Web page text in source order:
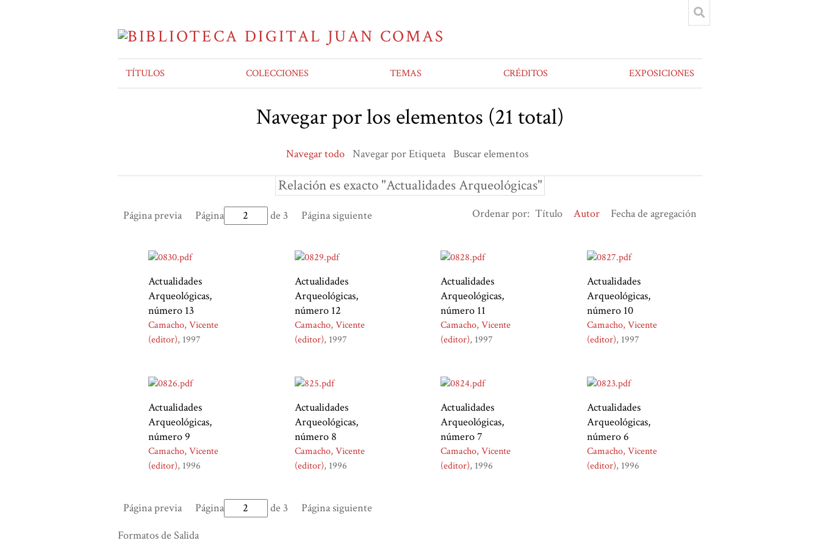
TÍTULOS COLECCIONES TEMAS CRÉDITOS EXPOSICIONES
Navegar por los elementos (21 total)
Navegar todo Navegar por Etiqueta Buscar elementos
Relación es exacto "Actualidades Arqueológicas"
Página previa Página de 3 Página siguiente Ordenar por: Título Autor Fecha de agregación
Actualidades
Arqueológicas,
número 13
Camacho, Vicente
(editor) 1997
Actualidades
Arqueológicas,
número 12
Camacho, Vicente
(editor) 1997
Actualidades
Arqueológicas,
número 11
Camacho, Vicente
(editor) 1997
Actualidades
Arqueológicas,
número 10
Camacho, Vicente
(editor) 1997
Actualidades
Arqueológicas,
número 9
Camacho, Vicente
(editor) 1996
Actualidades
Arqueológicas,
número 8
Camacho, Vicente
(editor) 1996
Actualidades
Arqueológicas,
número 7
Camacho, Vicente
(editor) 1996
Actualidades
Arqueológicas,
número 6
Camacho, Vicente
(editor) 1996
Página previa Página de 3
Página siguiente
Formatos de Salida